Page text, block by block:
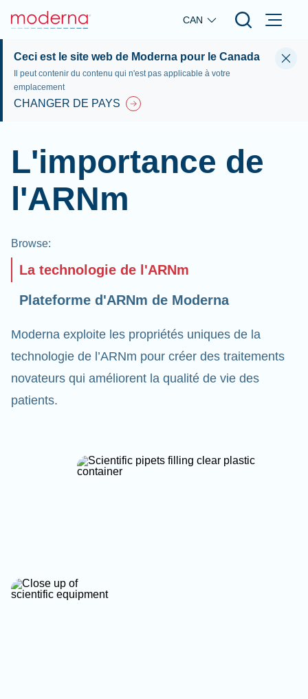
Skip to main content
CAN
Ceci est le site web de Moderna pour le Canada
Il peut contenir du contenu qui n'est pas applicable à votre
emplacement
CHANGER DE PAYS
L'importance de
l'ARNm
Browse:
La technologie de l'ARNm
Plateforme d'ARNm de Moderna
Moderna exploite les propriétés uniques de la
technologie de l’ARNm pour créer des traitements
novateurs qui améliorent la qualité de vie des
patients.